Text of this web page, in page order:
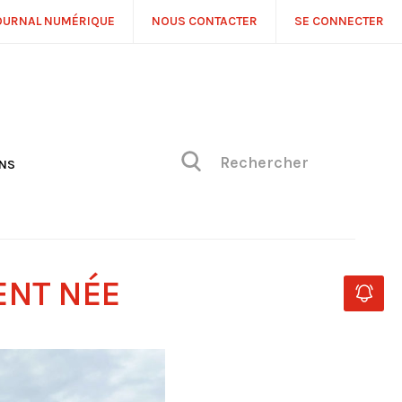
NUMÉRIQUE NOUS CONTACTER SE CONNECTER
NÉE